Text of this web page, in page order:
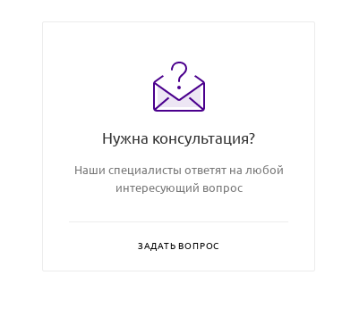
Нужна консультация?
Наши специалисты ответят на любой
интересующий вопрос
ЗАДАТЬ ВОПРОС